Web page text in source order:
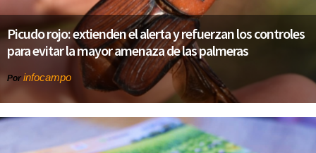
Picudo rojo: extienden el alerta y refuerzan los controles
para evitar la mayor amenaza de las palmeras
Por infocampo